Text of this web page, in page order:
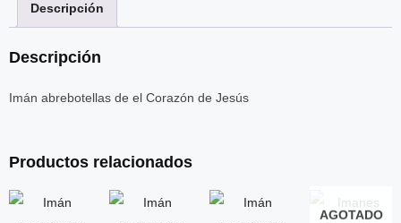
Descripción
Descripción
Imán abrebotellas de el Corazón de Jesús
Productos relacionados
AGOTADO